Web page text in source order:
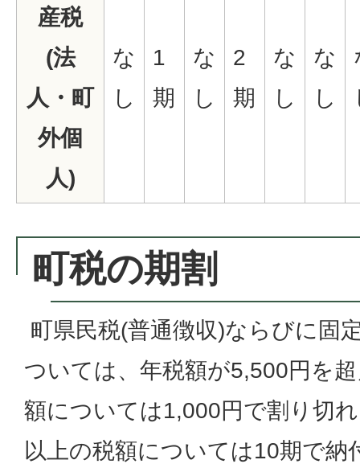
産税
(法
人・町
外個
人)
な
し
1
期
な
し
2
期
な
し
な
し
町税の期割
町県民税(普通徴収)ならびに固
ついては、年税額が5,500円を
額については1,000円で割り切
以上の税額については10期で納